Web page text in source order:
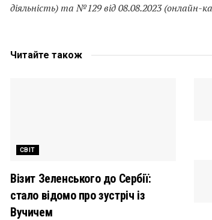
діяльність) та №129 від 08.08.2023 (онлайн-
Читайте також
СВІТ
Візит Зеленського до Сербії:
стало відомо про зустріч із
Вучичем